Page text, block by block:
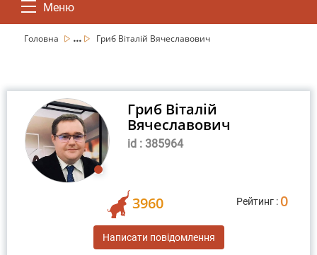
Меню
Головна ... Гриб Віталій Вячеславович
Гриб Віталій
Вячеславович
id : 385964
3960 Рейтинг : 0
Написати повідомлення